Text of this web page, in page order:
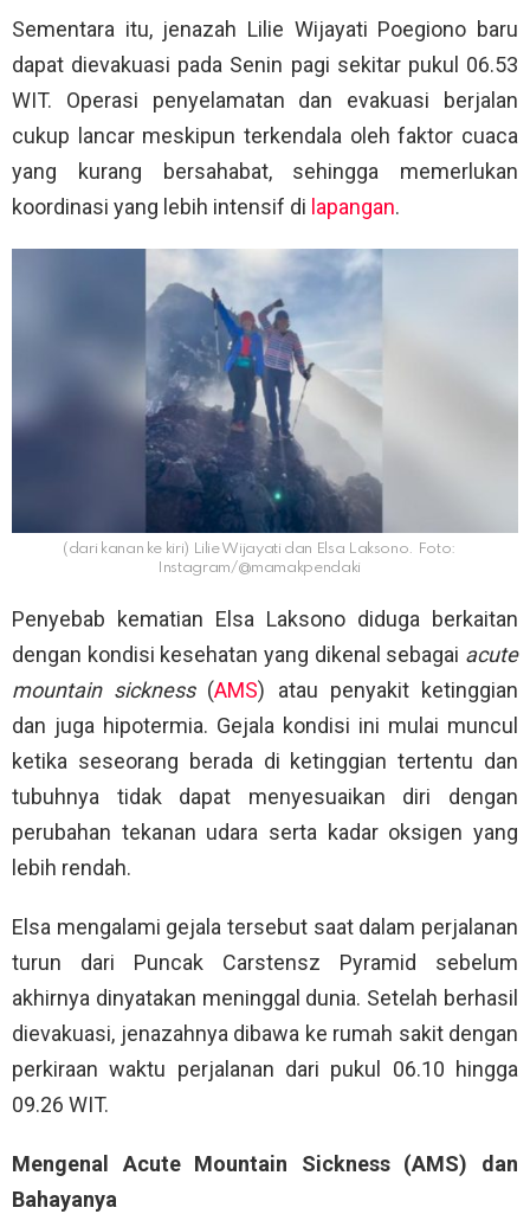
Sementara itu, jenazah Lilie Wijayati Poegiono baru
dapat dievakuasi pada Senin pagi sekitar pukul 06.53
WIT. Operasi penyelamatan dan evakuasi berjalan
cukup lancar meskipun terkendala oleh faktor cuaca
yang kurang bersahabat, sehingga memerlukan
koordinasi yang lebih intensif di lapangan.
(dari kanan ke kiri) Lilie Wijayati dan Elsa Laksono. Foto:
Instagram/@mamakpendaki
Penyebab kematian Elsa Laksono diduga berkaitan
dengan kondisi kesehatan yang dikenal sebagai acute
mountain sickness(AMS) atau penyakit ketinggian
dan juga hipotermia. Gejala kondisi ini mulai muncul
ketika seseorang berada di ketinggian tertentu dan
tubuhnya tidak dapat menyesuaikan diri dengan
perubahan tekanan udara serta kadar oksigen yang
lebih rendah.
Elsa mengalami gejala tersebut saat dalam perjalanan
turun dari Puncak Carstensz Pyramid sebelum
akhirnya dinyatakan meninggal dunia. Setelah berhasil
dievakuasi, jenazahnya dibawa ke rumah sakit dengan
perkiraan waktu perjalanan dari pukul 06.10 hingga
09.26 WIT.
Mengenal Acute Mountain Sickness (AMS) dan
Bahayanya